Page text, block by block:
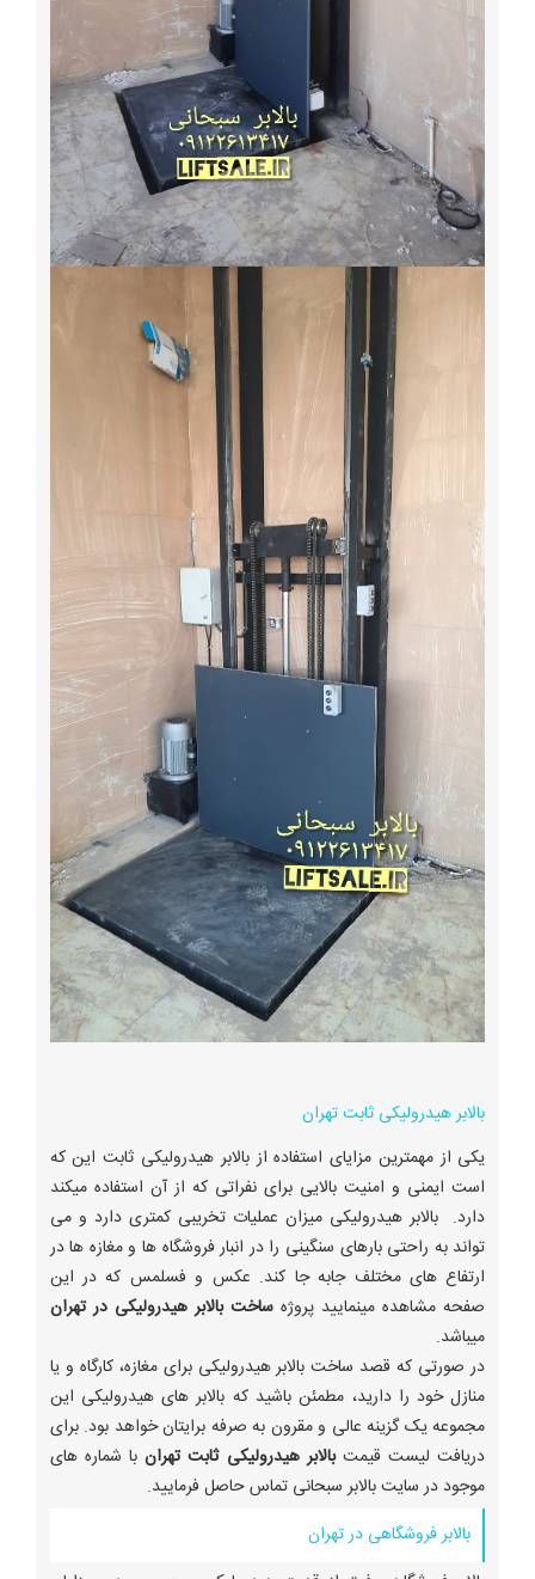
بالابر هیدرولیکی ثابت تهران
یکی از مهمترین مزایای استفاده از بالابر هیدرولیکی ثابت این که
است ایمنی و امنیت بالایی برای نفراتی که از آن استفاده میکند
دارد. بالابر هیدرولیکی میزان عملیات تخریبی کمتری دارد و می
تواند به راحتی بارهای سنگینی را در انبار فروشگاه ها و مغازه ها در
ارتفاع های مختلف جابه جا کند. عکس و فسلمس که در این
صفحه مشاهده مینمایید پروژه ساخت بالابر هیدرولیکی در تهران
میباشد.
در صورتی که قصد ساخت بالابر هیدرولیکی برای مغازه، کارگاه و یا
منازل خود را دارید، مطمئن باشید که بالابر های هیدرولیکی این
مجموعه یک گزینه عالی و مقرون به صرفه برایتان خواهد بود. برای
دریافت لیست قیمتبالابر هیدرولیکی ثابت تهرانبا شماره های
موجود در سایت بالابر سبحانی تماس حاصل فرمایید.
بالابر فروشگاهی در تهران